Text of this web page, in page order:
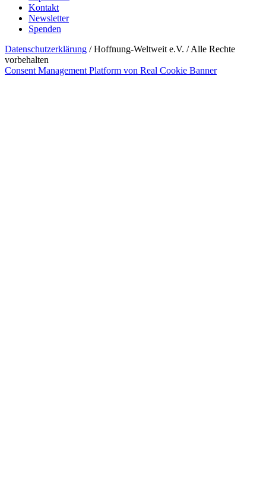
Kontakt
Newsletter
Spenden
Datenschutzerklärung / Hoffnung-Weltweit e.V. / Alle Rechte
vorbehalten
Consent Management Platform von Real Cookie Banner